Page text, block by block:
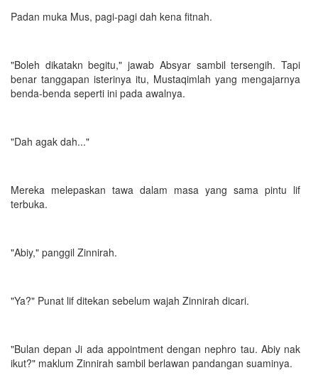
Padan muka Mus, pagi-pagi dah kena fitnah.
"Boleh dikatakn begitu," jawab Absyar sambil tersengih. Tapi
benar tanggapan isterinya itu, Mustaqimlah yang mengajarnya
benda-benda seperti ini pada awalnya.
"Dah agak dah..."
Mereka melepaskan tawa dalam masa yang sama pintu lif
terbuka.
"Abiy," panggil Zinnirah.
"Ya?" Punat lif ditekan sebelum wajah Zinnirah dicari.
"Bulan depan Ji ada appointment dengan nephro tau. Abiy nak
ikut?" maklum Zinnirah sambil berlawan pandangan suaminya.